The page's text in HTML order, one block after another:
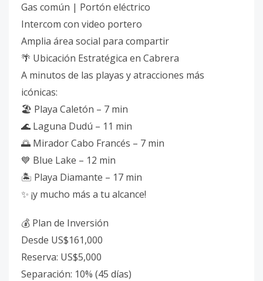
Gas común | Portón eléctrico
Intercom con video portero
Amplia área social para compartir
🌴 Ubicación Estratégica en Cabrera
A minutos de las playas y atracciones más
icónicas:
🏖️ Playa Caletón – 7 min
🌊 Laguna Dudú – 11 min
🌅 Mirador Cabo Francés – 7 min
💙 Blue Lake – 12 min
🏝️ Playa Diamante – 17 min
✨ ¡y mucho más a tu alcance!
💰 Plan de Inversión
Desde US$161,000
Reserva: US$5,000
Separación: 10% (45 días)